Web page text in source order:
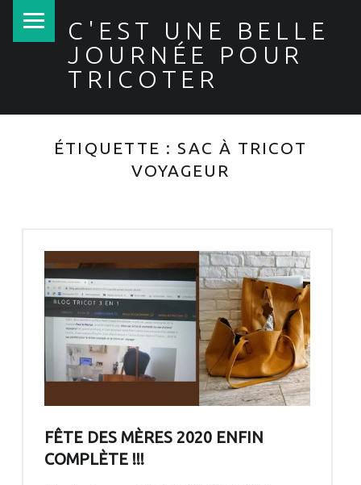
C'EST UNE BELLE
JOURNÉE POUR
TRICOTER
ÉTIQUETTE : SAC À TRICOT
VOYAGEUR
FÊTE DES MÈRES 2020 ENFIN
COMPLÈTE !!!